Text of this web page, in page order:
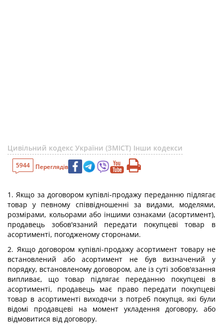
Цивільний кодекс України (ЗМІСТ) Інши кодекси
5944 Переглядів
1. Якщо за договором купівлі-продажу переданню підлягає
товар у певному співвідношенні за видами, моделями,
розмірами, кольорами або іншими ознаками (асортимент),
продавець зобов'язаний передати покупцеві товар в
асортименті, погодженому сторонами.
2. Якщо договором купівлі-продажу асортимент товару не
встановлений або асортимент не був визначений у
порядку, встановленому договором, але із суті зобов'язання
випливає, що товар підлягає переданню покупцеві в
асортименті, продавець має право передати покупцеві
товар в асортименті виходячи з потреб покупця, які були
відомі продавцеві на момент укладення договору, або
відмовитися від договору.